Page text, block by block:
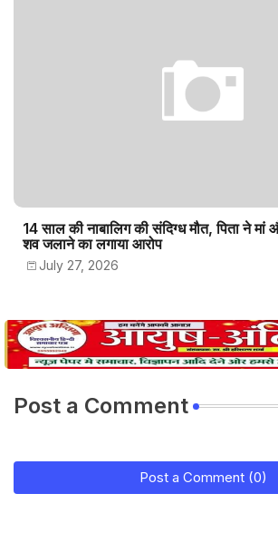
14 साल की नाबालिग की संदिग्ध मौत, पिता ने मां
शव जलाने का लगाया आरोप
July 27, 2026
Post a Comment
Post a Comment (0)